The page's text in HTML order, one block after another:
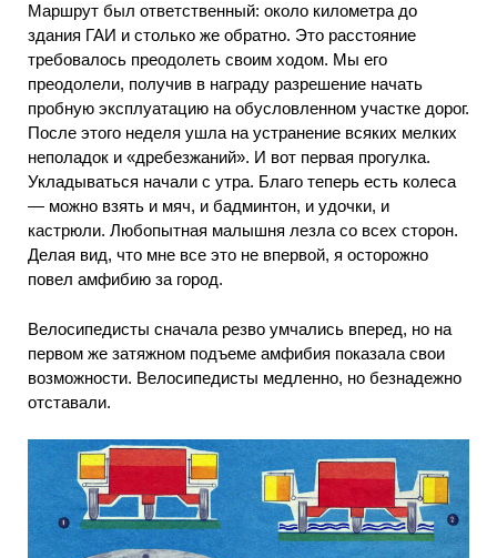
Маршрут был ответственный: около километра до
здания ГАИ и столько же обратно. Это расстояние
требовалось преодолеть своим ходом. Мы его
преодолели, получив в награду разрешение начать
пробную эксплуатацию на обусловленном участке дорог.
После этого неделя ушла на устранение всяких мелких
неполадок и «дребезжаний». И вот первая прогулка.
Укладываться начали с утра. Благо теперь есть колеса
— можно взять и мяч, и бадминтон, и удочки, и
кастрюли. Любопытная малышня лезла со всех сторон.
Делая вид, что мне все это не впервой, я осторожно
повел амфибию за город.
Велосипедисты сначала резво умчались вперед, но на
первом же затяжном подъеме амфибия показала свои
возможности. Велосипедисты медленно, но безнадежно
отставали.